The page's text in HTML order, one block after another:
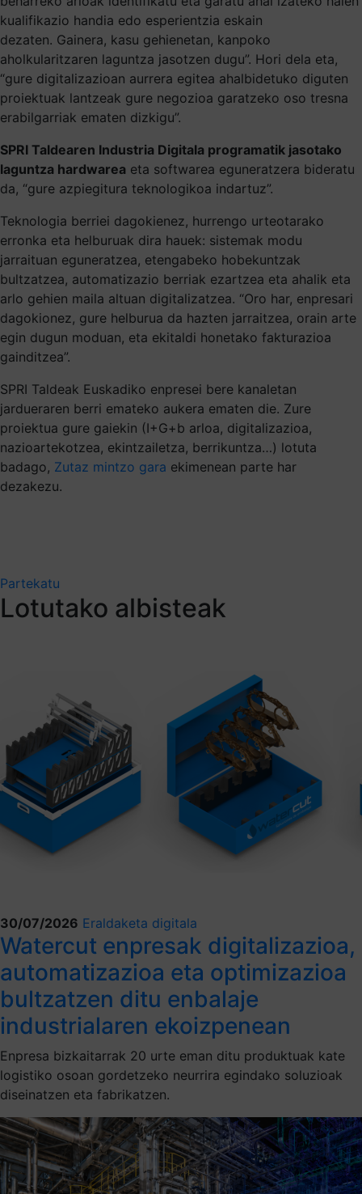
kualifikazio handia edo esperientzia eskain
dezaten. Gainera, kasu gehienetan, kanpoko
aholkularitzaren laguntza jasotzen dugu”. Hori dela eta,
“gure digitalizazioan aurrera egitea ahalbidetuko diguten
proiektuak lantzeak gure negozioa garatzeko oso tresna
erabilgarriak ematen dizkigu”.
SPRI Taldearen Industria Digitala programatik jasotako
laguntza hardwarea eta softwarea eguneratzera bideratu
da, “gure azpiegitura teknologikoa indartuz”.
Teknologia berriei dagokienez, hurrengo urteotarako
erronka eta helburuak dira hauek: sistemak modu
jarraituan eguneratzea, etengabeko hobekuntzak
bultzatzea, automatizazio berriak ezartzea eta ahalik eta
arlo gehien maila altuan digitalizatzea. “Oro har, enpresari
dagokionez, gure helburua da hazten jarraitzea, orain arte
egin dugun moduan, eta ekitaldi honetako fakturazioa
gainditzea”.
SPRI Taldeak Euskadiko enpresei bere kanaletan
jardueraren berri emateko aukera ematen die. Zure
proiektua gure gaiekin (I+G+b arloa, digitalizazioa,
nazioartekotzea, ekintzailetza, berrikuntza…) lotuta
badago, Zutaz mintzo gara ekimenean parte har
dezakezu.
Partekatu
Lotutako albisteak
30/07/2026 Eraldaketa digitala
Watercut enpresak digitalizazioa,
automatizazioa eta optimizazioa
bultzatzen ditu enbalaje
industrialaren ekoizpenean
Enpresa bizkaitarrak 20 urte eman ditu produktuak kate
logistiko osoan gordetzeko neurrira egindako soluzioak
diseinatzen eta fabrikatzen.